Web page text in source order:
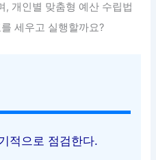
, 개인별 맞춤형 예산 수립법
세우고 실행할까요?
적으로 점검한다.